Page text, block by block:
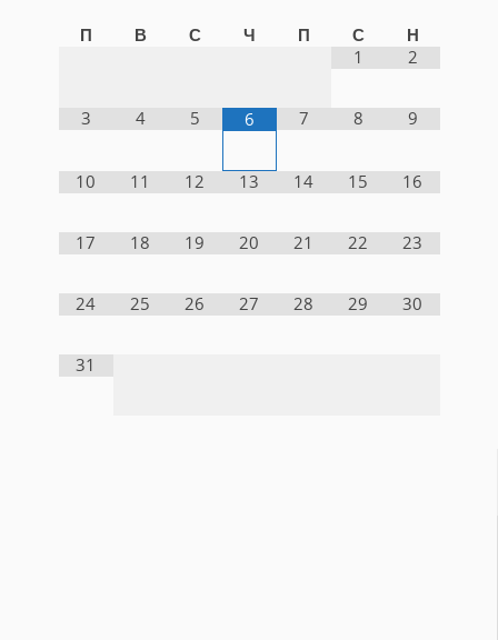
П В С Ч П С
Н
1
2
3 4 5 6 7 8 9
10 11 12 13 14 15 16
17 18 19 20 21 22 23
24 25 26 27 28 29 30
31